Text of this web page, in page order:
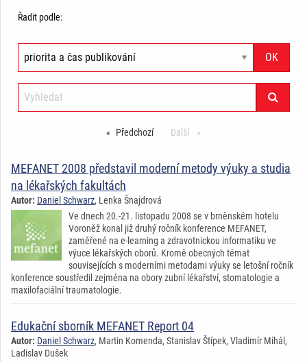
Řadit podle:
PředchozístránkaDalší stránka
MEFANET 2008 představil moderní metody výuky a studia
na lékařských fakultách
Autor: Daniel Schwarz, Lenka Šnajdrová
Ve dnech 20.-21. listopadu 2008 se v brněnském hotelu
Voroněž konal již druhý ročník konference MEFANET,
zaměřené na e-learning a zdravotnickou informatiku ve
výuce lékařských oborů. Kromě obecných témat
souvisejících s moderními metodami výuky se letošní ročník
konference soustředil zejména na obory zubní lékařství, stomatologie a
maxilofaciální traumatologie.
Edukační sborník MEFANET Report 04
Autor: Daniel Schwarz, Martin Komenda, Stanislav Štípek, Vladimír Mihál,
Ladislav Dušek